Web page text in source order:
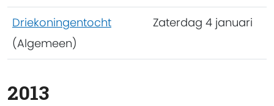
Driekoningentocht
(Algemeen)
Zaterdag 4 januari
2013